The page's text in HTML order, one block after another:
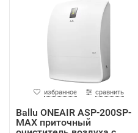
избранное сравнить
Ballu ONEAIR ASP-200SP-
MAX приточный